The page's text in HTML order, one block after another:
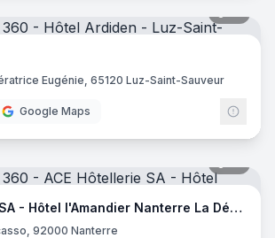
Eugénie, 65120 Luz-Saint-Sauveur
Google Maps
ACE Hôtellerie SA - Hôtel l'Amandier Nanterre La Défense
92000 Nanterre